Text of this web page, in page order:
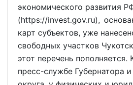
экономического развития
(https://invest.gov.ru),
карт субъектов, уже
свободных участков
этот перечень
пресс-службе Губернатора